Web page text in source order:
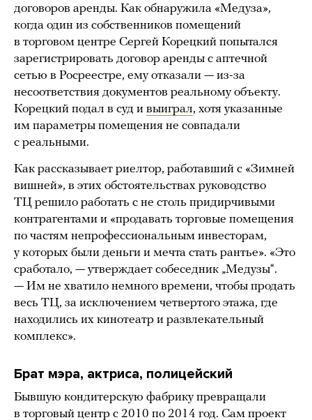
договоров аренды. Как обнаружила «Медуза»,
когда один из собственников помещений
в торговом центре Сергей Корецкий попытался
зарегистрировать договор аренды с аптечной
сетью в Росреестре, ему отказали — из-за
несоответствия документов реальному объекту.
Корецкий подал в суд и выиграл, хотя указанные
им параметры помещения не совпадали
с реальными.
Как рассказывает риелтор, работавший с «Зимней
вишней», в этих обстоятельствах руководство
ТЦ решило работать с не столь придирчивыми
контрагентами и «продавать торговые помещения
по частям непрофессиональным инвесторам,
у которых были деньги и мечта стать рантье». «Это
сработало, — утверждает собеседник „Медузы“.
— Им не хватило немного времени, чтобы продать
весь ТЦ, за исключением четвертого этажа, где
находились их кинотеатр и развлекательный
комплекс».
Брат мэра, актриса, полицейский
Бывшую кондитерскую фабрику превращали
в торговый центр с 2010 по 2014 год. Сам проект